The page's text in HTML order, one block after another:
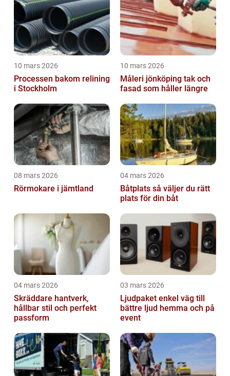
10 mars 2026
Processen bakom relining
i Stockholm
10 mars 2026
Måleri jönköping tak och
fasad som håller längre
08 mars 2026
Rörmokare i jämtland
04 mars 2026
Båtplats så väljer du rätt
plats för din båt
04 mars 2026
Skräddare hantverk,
hållbar stil och perfekt
passform
03 mars 2026
Ljudpaket enkel väg till
bättre ljud hemma och på
event